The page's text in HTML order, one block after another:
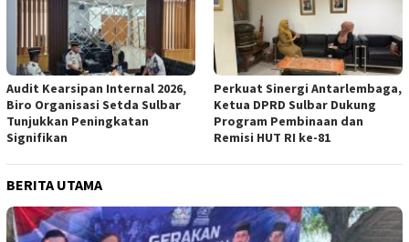
Audit Kearsipan Internal 2026,
Biro Organisasi Setda Sulbar
Tunjukkan Peningkatan
Signifikan
Perkuat Sinergi Antarlembaga,
Ketua DPRD Sulbar Dukung
Program Pembinaan dan
Remisi HUT RI ke-81
BERITA UTAMA